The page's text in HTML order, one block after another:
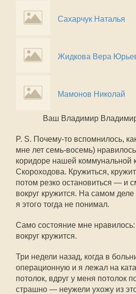
Сахарчук Наталья
Жидкова Вера
Мамонов Николай
Ваш Владимир
P. S. Почему-то вспомнилось,
мне лет семь-восемь)
коридоре нашей коммунальной
Скороходова. Кружиться,
потом резко остановиться — и
вокруг кружится. На самом деле
я этого тогда не понимал.
Само состояние мне
вокруг кружится.
Три недели назад, когда в
операционную и я лежал на
потолок, вдруг у меня потолок
страшно — неужели ухожу из